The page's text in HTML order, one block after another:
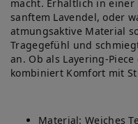
macht. Erhältlich in einer
sanftem Lavendel, oder
atmungsaktive Material
Tragegefühl und
an. Ob als Layering-
kombiniert Komfort mit
Material: Weiches